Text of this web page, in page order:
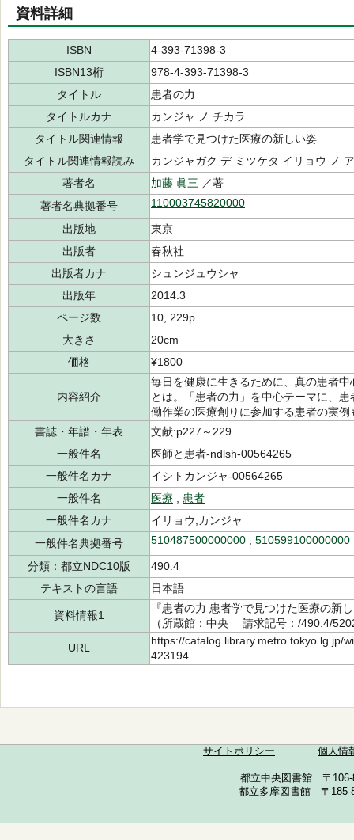
資料詳細
ISBN
4-393-71398-3
ISBN13桁
978-4-393-71398-3
タイトル
患者の力
タイトルカナ
カンジャ ノ チカラ
タイトル関連情報
患者学で見つけた医療の新しい姿
タイトル関連情報読み
カンジャガク デ ミツケタ イリョウ ノ
著者名
加藤 眞三 ／著
著者名典拠番号
110003745820000
出版地
東京
出版者
春秋社
出版者カナ
シュンジュウシャ
出版年
2014.3
ページ数
10, 229p
大きさ
20cm
価格
¥1800
内容紹介
毎日を健康に生きるために、真の患者
とは。「患者の力」を中心テーマに、
働作業の医療創りに参加する患者の実例
書誌・年譜・年表
文献:p227～229
一般件名
医師と患者-ndlsh-00564265
一般件名カナ
イシトカンジャ-00564265
一般件名
医療
患者
一般件名カナ
イリョウ,カンジャ
一般件名典拠番号
510487500000000 510599100000000
分類：都立NDC10版
490.4
テキストの言語
日本語
資料情報1
『患者の力 患者学で見つけた医療
（所蔵館：中央 請求記号：/490.4/
URL
https://catalog.library.metro.tokyo.lg.jp/
423194
サイトポリシー 個人情
都立中央図書館 〒
都立多摩図書館 〒185-